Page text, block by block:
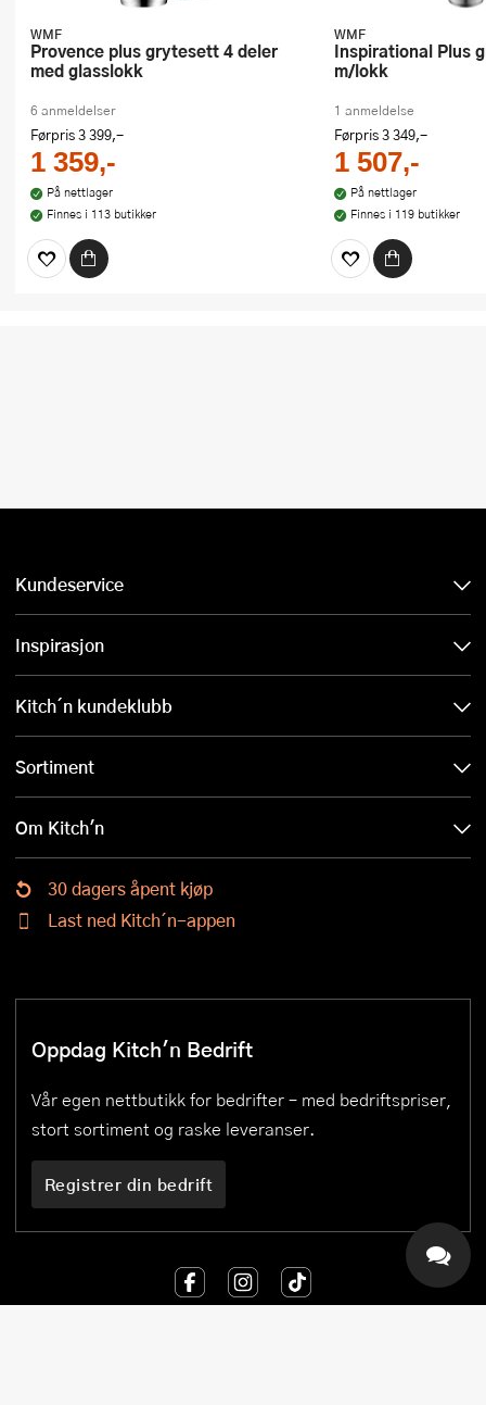
WMF
Provence plus grytesett 4 deler
med glasslokk
6 anmeldelser
Førpris3 399,-
1 359,-
På nettlager
Finnes i 113 butikker
WMF
Inspirational Plus grytesett 4 deler
m/lokk
1 anmeldelse
Førpris3 349,-
1 507,-
På nettlager
Finnes i 119 butikker
Kundeservice
Inspirasjon
Kitch´n kundeklubb
Sortiment
Om Kitch'n
30 dagers åpent kjøp
Last ned Kitch´n-appen
Oppdag Kitch'n Bedrift
Vår egen nettbutikk for bedrifter – med bedriftspriser,
stort sortiment og raske leveranser.
Registrer din bedrift